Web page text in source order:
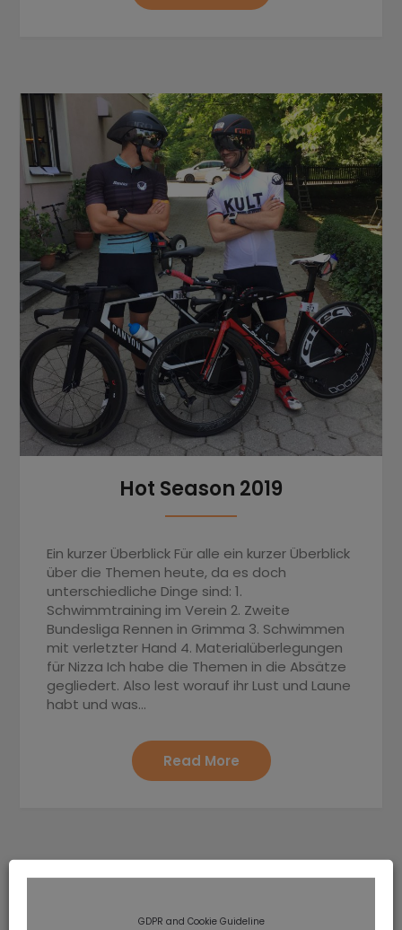
Hot Season 2019
Ein kurzer Überblick Für alle ein kurzer Überblick
über die Themen heute, da es doch
unterschiedliche Dinge sind: 1.
Schwimmtraining im Verein 2. Zweite
Bundesliga Rennen in Grimma 3. Schwimmen
mit verletzter Hand 4. Materialüberlegungen
für Nizza Ich habe die Themen in die Absätze
gegliedert. Also lest worauf ihr Lust und Laune
habt und was…
Read More
GDPR and Cookie Guideline